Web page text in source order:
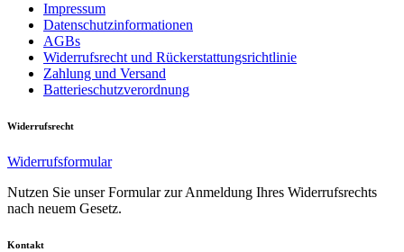
Impressum
Datenschutzinformationen
AGBs
Widerrufsrecht und Rückerstattungsrichtlinie
Zahlung und Versand
Batterieschutzverordnung
Widerrufsrecht
Widerrufsformular
Nutzen Sie unser Formular zur Anmeldung Ihres Widerrufsrechts
nach neuem Gesetz.
Kontakt